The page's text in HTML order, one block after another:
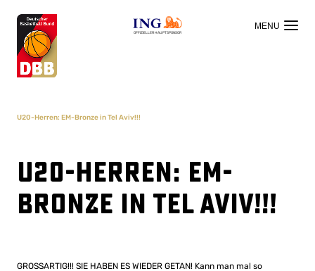
OFFIZIELLER HAUPTSPONSOR
U20-Herren: EM-Bronze in Tel Aviv!!!
U20-Herren: EM-
Bronze in Tel Aviv!!!
GROSSARTIG!!! SIE HABEN ES WIEDER GETAN! Kann man mal so